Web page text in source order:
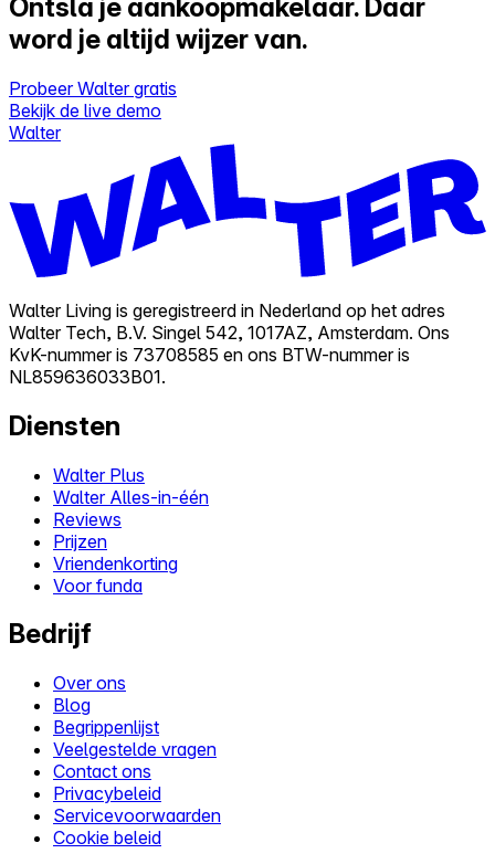
Ontsla je aankoopmakelaar. Daar
word je altijd wijzer van.
Probeer Walter gratis
Bekijk de live demo
Walter
Walter Living is geregistreerd in Nederland op het adres
Walter Tech, B.V. Singel 542, 1017AZ, Amsterdam. Ons
KvK-nummer is 73708585 en ons BTW-nummer is
NL859636033B01.
Diensten
Walter Plus
Walter Alles-in-één
Reviews
Prijzen
Vriendenkorting
Voor funda
Bedrijf
Over ons
Blog
Begrippenlijst
Veelgestelde vragen
Contact ons
Privacybeleid
Servicevoorwaarden
Cookie beleid